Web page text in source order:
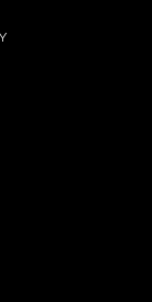
a
se